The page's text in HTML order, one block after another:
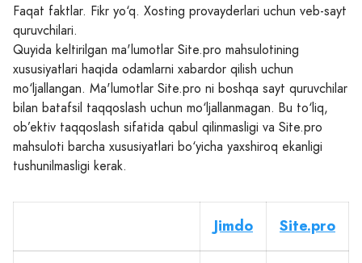
Faqat faktlar. Fikr yo‘q. Xosting provayderlari uchun veb-sayt
quruvchilari.
Quyida keltirilgan ma'lumotlar Site.pro mahsulotining
xususiyatlari haqida odamlarni xabardor qilish uchun
mo‘ljallangan. Ma'lumotlar Site.pro ni boshqa sayt quruvchilar
bilan batafsil taqqoslash uchun mo‘ljallanmagan. Bu to‘liq,
ob’ektiv taqqoslash sifatida qabul qilinmasligi va Site.pro
mahsuloti barcha xususiyatlari bo‘yicha yaxshiroq ekanligi
tushunilmasligi kerak.
Jimdo Site.pro